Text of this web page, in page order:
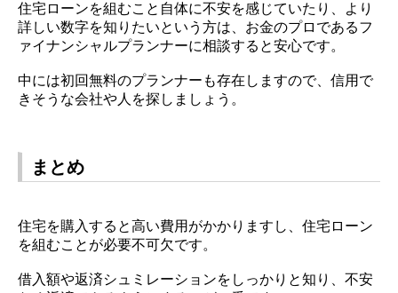
住宅ローンを組むこと自体に不安を感じていたり、より
詳しい数字を知りたいという方は、お金のプロであるフ
ァイナンシャルプランナーに相談すると安心です。
中には初回無料のプランナーも存在しますので、信用で
きそうな会社や人を探しましょう。
まとめ
住宅を購入すると高い費用がかかりますし、住宅ローン
を組むことが必要不可欠です。
借入額や返済シュミレーションをしっかりと知り、不安